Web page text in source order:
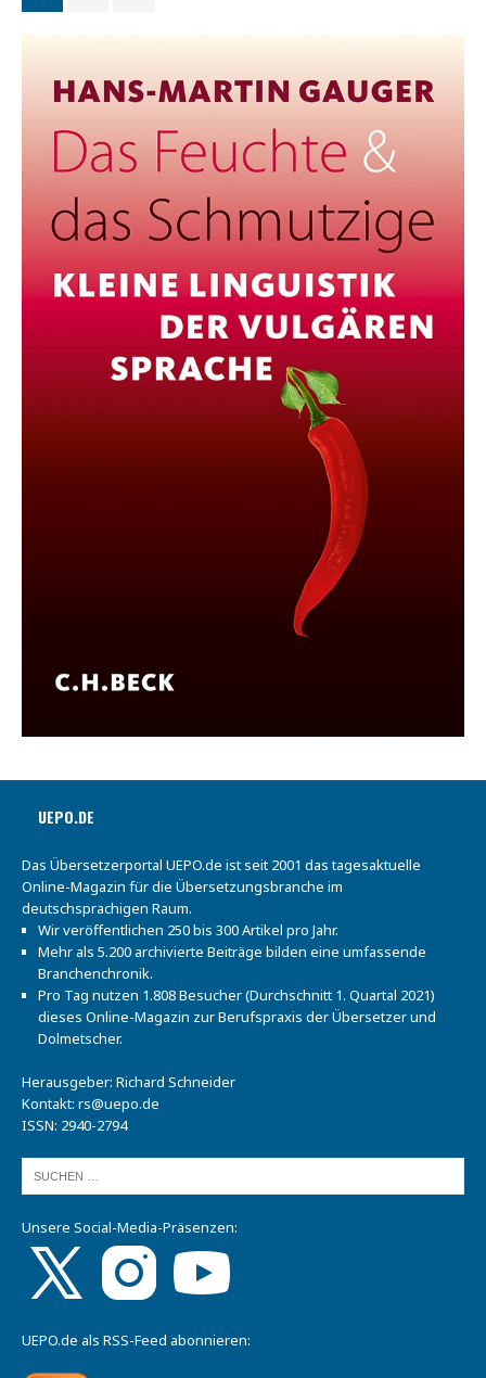
UEPO.DE
Das Übersetzerportal UEPO.de ist seit 2001 das tagesaktuelle
Online-Magazin für die Übersetzungsbranche im
deutschsprachigen Raum.
Wir veröffentlichen 250 bis 300 Artikel pro Jahr.
Mehr als 5.200 archivierte Beiträge bilden eine umfassende
Branchenchronik.
Pro Tag nutzen 1.808 Besucher (Durchschnitt 1. Quartal 2021)
dieses Online-Magazin zur Berufspraxis der Übersetzer und
Dolmetscher.
Herausgeber: Richard Schneider
Kontakt: rs@uepo.de
ISSN: 2940-2794
Unsere Social-Media-Präsenzen:
UEPO.de als RSS-Feed abonnieren: